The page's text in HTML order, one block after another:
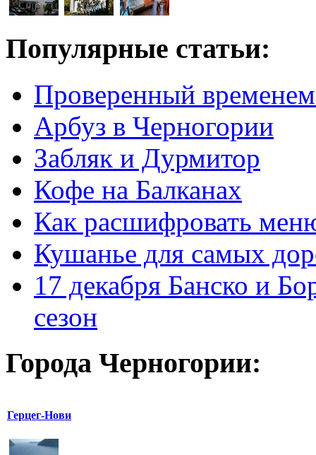
Популярные статьи:
Проверенный временем
Арбуз в Черногории
Забляк и Дурмитор
Кофе на Балканах
Как расшифровать
Кушанье для самых
17 декабря Банско и
сезон
Города Черногории:
Герцег-Нови